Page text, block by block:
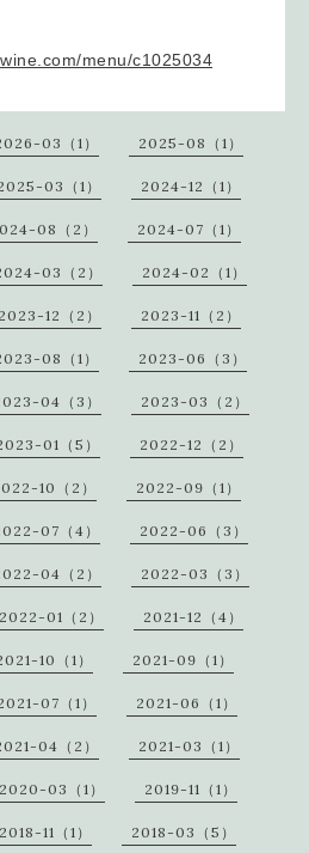
menu/c1025034
03（1） 2025-08（1）
03（1） 2024-12（1）
08（2） 2024-07（1）
03（2） 2024-02（1）
2023-12（2） 2023-11（2）
08（1） 2023-06（3）
04（3） 2023-03（2）
01（5） 2022-12（2）
10（2） 2022-09（1）
07（4） 2022-06（3）
04（2） 2022-03（3）
2022-01（2） 2021-12（4）
10（1） 2021-09（1）
07（1） 2021-06（1）
04（2） 2021-03（1）
2020-03（1） 2019-11（1）
2018-11（1） 2018-03（5）